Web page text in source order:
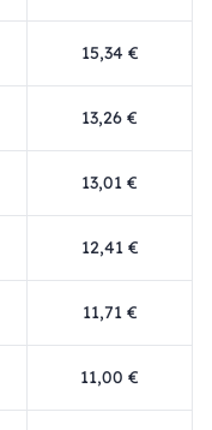
15,34 €
13,26 €
13,01 €
12,41 €
11,71 €
11,00 €